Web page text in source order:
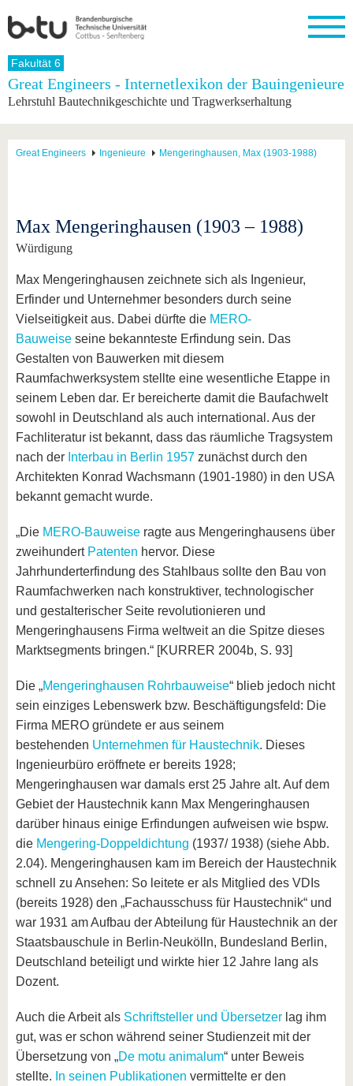
Startseite
Universität
Struktur
Partnerschaften
Strukturwandel
Forschung
Forschung
Nachwuchs
Studium
Vor dem
Nach
International
Profil
Mit der
Für
internationale
Studierende
Kontakt
Weiterbildung
Wissenschaftliche
Transfer
Fachkräfte
Gründen
an der
Transferprojekte
kennen
Werte
Fakultät 6
Great Engineers - Internetlexikon der Bauingenieure
Lehrstuhl Bautechnikgeschichte und Tragwerkserhaltung
Great Engineers Ingenieure Mengeringhausen, Max (1903-1988)
Max Mengeringhausen (1903 – 1988)
Würdigung
Max Mengeringhausen zeichnete sich als Ingenieur,
Erfinder und Unternehmer besonders durch seine
Vielseitigkeit aus. Dabei dürfte die MERO-
Bauweise seine bekannteste Erfindung sein. Das
Gestalten von Bauwerken mit diesem
Raumfachwerksystem stellte eine wesentliche Etappe in
seinem Leben dar. Er bereicherte damit die Baufachwelt
sowohl in Deutschland als auch international. Aus der
Fachliteratur ist bekannt, dass das räumliche Tragsystem
nach der Interbau in Berlin 1957 zunächst durch den
Architekten Konrad Wachsmann (1901-1980) in den USA
bekannt gemacht wurde.
„Die MERO-Bauweise ragte aus Mengeringhausens über
zweihundert Patenten hervor. Diese
Jahrhunderterfindung des Stahlbaus sollte den Bau von
Raumfachwerken nach konstruktiver, technologischer
und gestalterischer Seite revolutionieren und
Mengeringhausens Firma weltweit an die Spitze dieses
Marktsegments bringen.“ [KURRER 2004b, S. 93]
Die „Mengeringhausen Rohrbauweise“ blieb jedoch nicht
sein einziges Lebenswerk bzw. Beschäftigungsfeld: Die
Firma MERO gründete er aus seinem
bestehenden Unternehmen für Haustechnik. Dieses
Ingenieurbüro eröffnete er bereits 1928;
Mengeringhausen war damals erst 25 Jahre alt. Auf dem
Gebiet der Haustechnik kann Max Mengeringhausen
darüber hinaus einige Erfindungen aufweisen wie bspw.
die Mengering-Doppeldichtung (1937/ 1938) (siehe Abb.
2.04). Mengeringhausen kam im Bereich der Haustechnik
schnell zu Ansehen: So leitete er als Mitglied des VDIs
(bereits 1928) den „Fachausschuss für Haustechnik“ und
war 1931 am Aufbau der Abteilung für Haustechnik an der
Staatsbauschule in Berlin-Neukölln, Bundesland Berlin,
Deutschland beteiligt und wirkte hier 12 Jahre lang als
Dozent.
Auch die Arbeit als Schriftsteller und Übersetzer lag ihm
gut, was er schon während seiner Studienzeit mit der
Übersetzung von „De motu animalum“ unter Beweis
stellte. In seinen Publikationen vermittelte er den